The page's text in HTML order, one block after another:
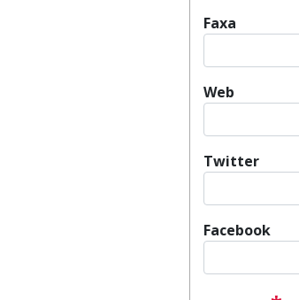
Faxa
Web
Twitter
Facebook